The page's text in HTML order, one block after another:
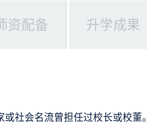
资配备 升学成果
社会名流曾担任过校长或校董